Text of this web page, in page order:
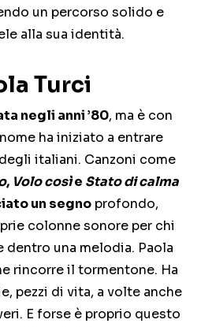
un percorso solido e
alla sua identità.
Turci
negli anni ’80, ma è con
ha iniziato a entrare
italiani. Canzoni come
, Volo cosìe Stato di calma
un segno profondo,
colonne sonore per chi
dentro una melodia. Paola
rincorre il tormentone. Ha
pezzi di vita, a volte anche
E forse è proprio questo